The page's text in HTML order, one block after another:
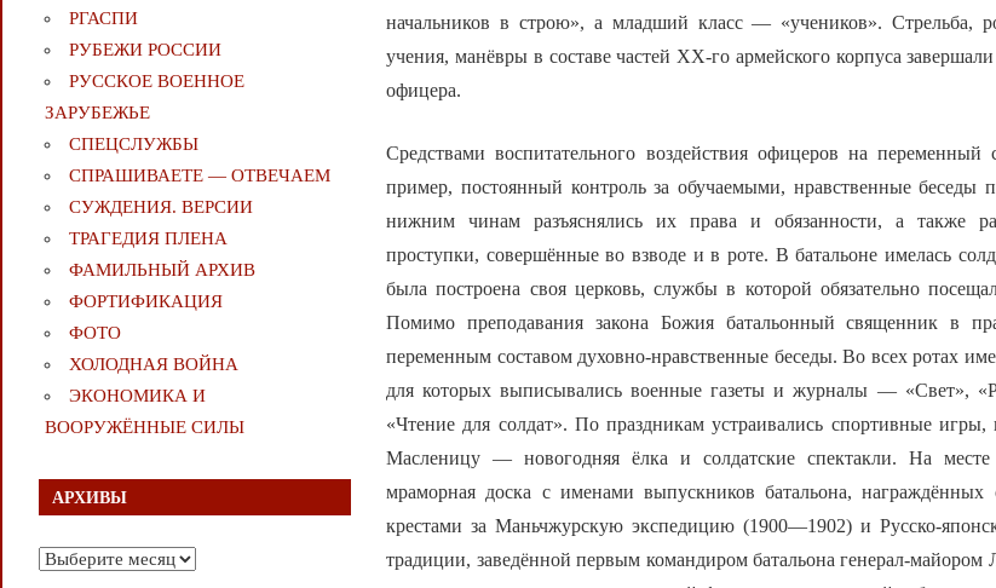
начальников в строю», а младший класс — «учеников». Стрельба,
учения, манёвры в составе частей ХХ-го армейского корпуса
офицера.
Средствами воспитательного воздействия офицеров на
пример, постоянный контроль за обучаемыми, нравственные беседы
нижним чинам разъяснялись их права и обязанности, а также
проступки, совершённые во взводе и в роте. В батальоне имелась
была построена своя церковь, службы в которой обязательно
Помимо преподавания закона Божия батальонный священник в
переменным составом духовно-нравственные беседы. Во всех ротах
для которых выписывались военные газеты и журналы — «Свет»,
«Чтение для солдат». По праздникам устраивались спортивные
Масленицу — новогодняя ёлка и солдатские спектакли. На месте
мраморная доска с именами выпускников батальона, награждённых
крестами за Маньчжурскую экспедицию (1900—1902) и Русско-
традиции, заведённой первым командиром батальона генерал-
РГАСПИ
РУБЕЖИ РОССИИ
РУССКОЕ ВОЕННОЕ
ЗАРУБЕЖЬЕ
СПЕЦСЛУЖБЫ
СПРАШИВАЕТЕ — ОТВЕЧАЕМ
СУЖДЕНИЯ. ВЕРСИИ
ТРАГЕДИЯ ПЛЕНА
ФАМИЛЬНЫЙ АРХИВ
ФОРТИФИКАЦИЯ
ФОТО
ХОЛОДНАЯ ВОЙНА
ЭКОНОМИКА И
ВООРУЖЁННЫЕ СИЛЫ
АРХИВЫ
Архивы